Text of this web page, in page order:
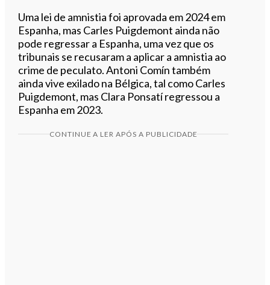
Uma lei de amnistia foi aprovada em 2024 em
Espanha, mas Carles Puigdemont ainda não
pode regressar a Espanha, uma vez que os
tribunais se recusaram a aplicar a amnistia ao
crime de peculato. Antoni Comín também
ainda vive exilado na Bélgica, tal como Carles
Puigdemont, mas Clara Ponsatí regressou a
Espanha em 2023.
CONTINUE A LER APÓS A PUBLICIDADE